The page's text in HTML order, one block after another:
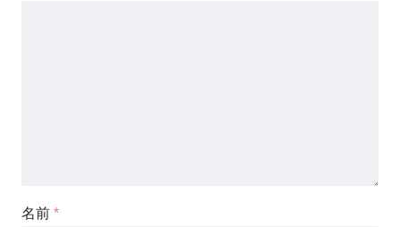
名前 *